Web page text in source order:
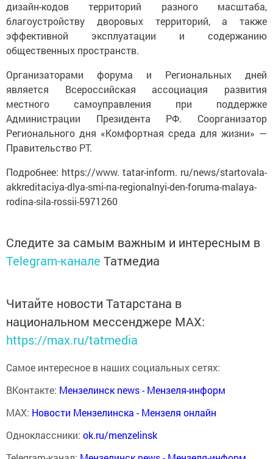
дизайн-кодов территорий разного масштаба,
благоустройству дворовых территорий, а также
эффективной эксплуатации и содержанию
общественных пространств.
Организаторами форума и Региональных дней
является Всероссийская ассоциация развития
местного самоуправления при поддержке
Администрации Президента РФ. Соорганизатор
Регионального дня «Комфортная среда для жизни» —
Правительство РТ.
Подробнее: https://www. tatar-inform. ru/news/startovala-
akkreditaciya-dlya-smi-na-regionalnyi-den-foruma-malaya-
rodina-sila-rossii-5971260
Следите за самым важным и интересным в
Telegram-канале Татмедиа
Читайте новости Татарстана в
национальном мессенджере MАХ:
https://max.ru/tatmedia
Самое интересное в наших социальных сетях:
ВКонтакте: Мензелинск news - Мензеля-информ
MAX: Новости Мензелинска - Мензеля онлайн
Одноклассники: ok.ru/menzelinsk